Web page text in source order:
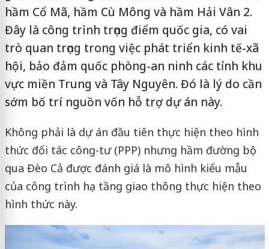
hầm Cổ Mã, hầm Cù Mông và hầm Hải Vân 2.
Đây là công trình trọng điểm quốc gia, có vai
trò quan trọng trong việc phát triển kinh tế-xã
hội, bảo đảm quốc phòng-an ninh các tỉnh khu
vực miền Trung và Tây Nguyên. Đó là lý do cần
sớm bố trí nguồn vốn hỗ trợ dự án này.
Không phải là dự án đầu tiên thực hiện theo hình
thức đối tác công-tư (PPP) nhưng hầm đường bộ
qua Đèo Cả được đánh giá là mô hình kiểu mẫu
của công trình hạ tầng giao thông thực hiện theo
hình thức này.